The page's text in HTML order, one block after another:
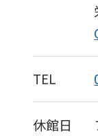
TEL
休館日